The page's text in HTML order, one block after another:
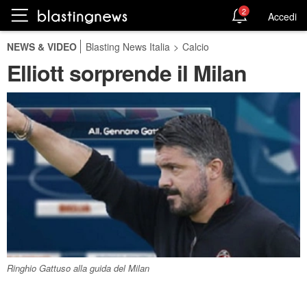
2 Accedi
NEWS & VIDEO Blasting News Italia > Calcio
Elliott sorprende il Milan
Ringhio Gattuso alla guida del Milan